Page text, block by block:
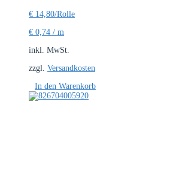
€ 14,80/Rolle
€ 0,74 / m
inkl. MwSt.
zzgl. Versandkosten
In den Warenkorb